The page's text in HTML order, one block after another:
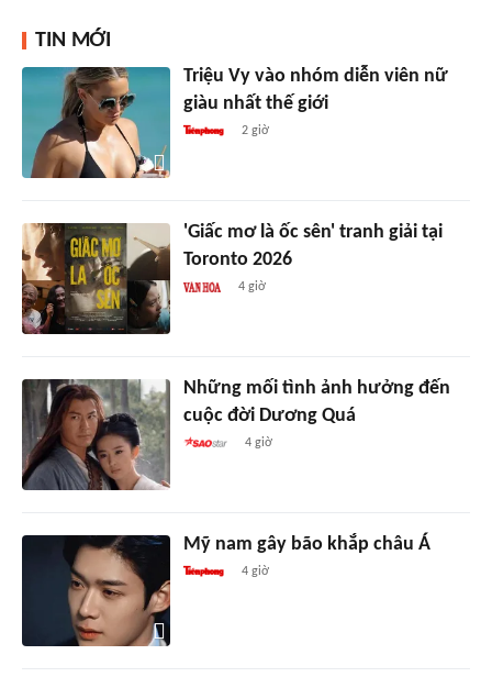
TIN MỚI
Triệu Vy vào nhóm diễn viên nữ
giàu nhất thế giới
2 giờ
'Giấc mơ là ốc sên' tranh giải tại
Toronto 2026
4 giờ
Những mối tình ảnh hưởng đến
cuộc đời Dương Quá
4 giờ
Mỹ nam gây bão khắp châu Á
4 giờ